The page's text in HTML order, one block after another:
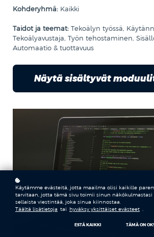
Kohderyhmä: Kaikki
Taidot ja teemat: Tekoälyn työssä,
Tekoälyavustaja, Työn tehostaminen,
Automaatio & tuottavuus
Näytä sisältyvät
Käytämme evästeitä, jotta maailma olisi kaikille
tarvitaan, jotta tämä sivu toimii sinun näkökulmastasi
sellaista viestintää, joka sinua kiinnostaa.
Täältä lisätietoja tai hyväksy yksittäiset evästeet
ESTÄ KAIKKI TÄMÄ ON OK!